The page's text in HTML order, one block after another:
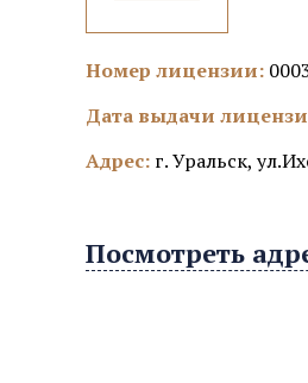
Номер лицензии:
Дата выдачи
Адрес: г. Уральск,
Посмотреть